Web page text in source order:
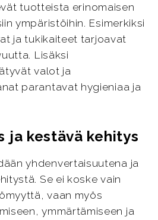
tuotteista erinomaisen
ympäristöihin. Esimerkiksi
ja tukikaiteet tarjoavat
Lisäksi
valot ja
parantavat hygieniaa ja
ja kestävä kehitys
yhdenvertaisuutena ja
Se ei koske vain
vaan myös
ymmärtämiseen ja